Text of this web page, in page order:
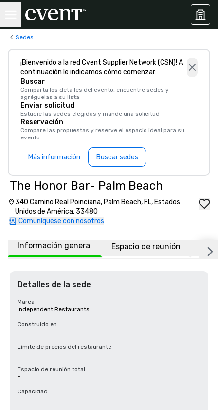
Sedes
¡Bienvenido a la red Cvent Supplier Network (CSN)! A
continuación le indicamos cómo comenzar:
Buscar
Comparta los detalles del evento, encuentre sedes y
agréguelas a su lista
Enviar solicitud
Estudie las sedes elegidas y mande una solicitud
Reservación
Compare las propuestas y reserve el espacio ideal para su
evento
Más información Buscar sedes
The Honor Bar- Palm Beach
340 Camino Real Poinciana, Palm Beach, FL, Estados
Unidos de América, 33480
Comuníquese con nosotros
Información general Espacio de reunión
Detalles de la sede
Marca
Independent Restaurants
Construido en
-
Límite de precios del restaurante
-
Espacio de reunión total
-
Capacidad
-